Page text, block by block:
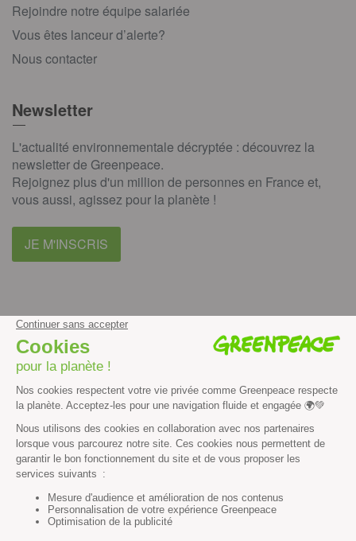
Rejoindre notre équipe salariée
Vous êtes lanceur d’alerte?
Nous contacter
Newsletter
L'actualité environnementale décryptée : découvrez la
newsletter de Greenpeace.
Rejoignez plus d'un million de personnes en France et,
vous aussi, agissez pour la planète !
JE M'INSCRIS
instagramyoutube
Contenus et propriété intellectuelle
Mentions légales
Politique de confidentialité
Les autres sites de Greenpeace
dans le monde
Cliquez-ici pour modifier vos préférences en matière de cookies